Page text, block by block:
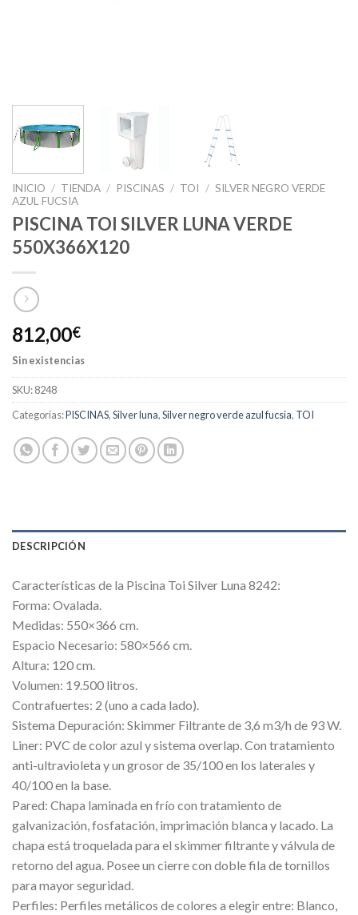
INICIO / TIENDA / PISCINAS / TOI / SILVER NEGRO VERDE
AZUL FUCSIA
PISCINA TOI SILVER LUNA VERDE
550X366X120
812,00€
Sin existencias
SKU:8248
Categorías:PISCINAS,Silver luna,Silver negro verde azul fucsia, TOI
DESCRIPCIÓN
Características de la Piscina Toi Silver Luna 8242:
Forma: Ovalada.
Medidas: 550×366 cm.
Espacio Necesario: 580×566 cm.
Altura: 120 cm.
Volumen: 19.500 litros.
Contrafuertes: 2 (uno a cada lado).
Sistema Depuración: Skimmer Filtrante de 3,6 m3/h de 93 W.
Liner: PVC de color azul y sistema overlap. Con tratamiento
anti-ultravioleta y un grosor de 35/100 en los laterales y
40/100 en la base.
Pared: Chapa laminada en frío con tratamiento de
galvanización, fosfatación, imprimación blanca y lacado. La
chapa está troquelada para el skimmer filtrante y válvula de
retorno del agua. Posee un cierre con doble fila de tornillos
para mayor seguridad.
Perfiles: Perfiles metálicos de colores a elegir entre: Blanco,